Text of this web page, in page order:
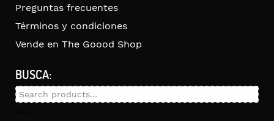
Preguntas frecuentes
Términos y condiciones
Vende en The Goood Shop
BUSCA:
Search